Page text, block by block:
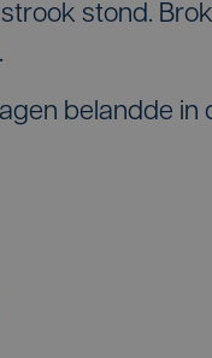
stond.
belandde